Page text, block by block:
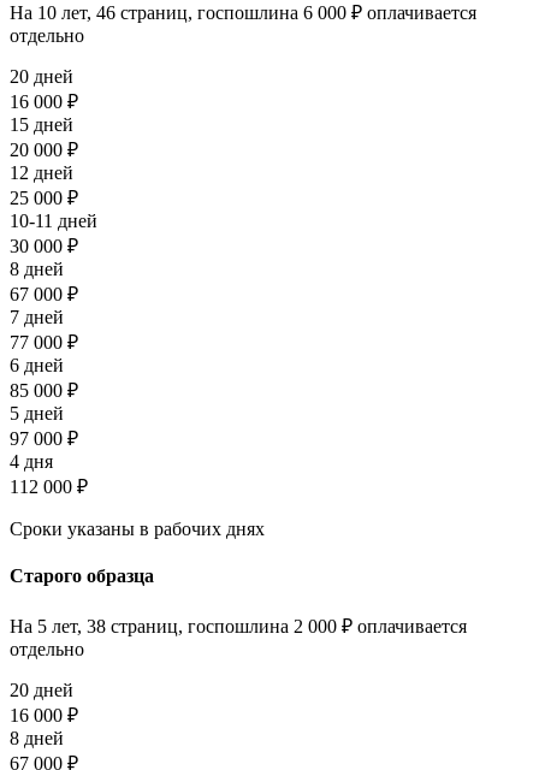
На 10 лет, 46 страниц, госпошлина 6 000 ₽ оплачивается
отдельно
20 дней
16 000 ₽
15 дней
20 000 ₽
12 дней
25 000 ₽
10-11 дней
30 000 ₽
8 дней
67 000 ₽
7 дней
77 000 ₽
6 дней
85 000 ₽
5 дней
97 000 ₽
4 дня
112 000 ₽
Сроки указаны в рабочих днях
Старого образца
На 5 лет, 38 страниц, госпошлина 2 000 ₽ оплачивается
отдельно
20 дней
16 000 ₽
8 дней
67 000 ₽